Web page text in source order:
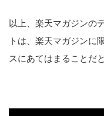
以上、楽天マガジンの
トは、楽天マガジンに
スにあてはまることだ